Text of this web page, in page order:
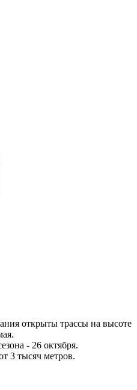
открыты трассы на высоте
- 26 октября.
3 тысяч метров.